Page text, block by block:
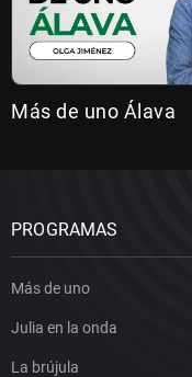
Más de uno Álava
PROGRAMAS
Más de uno
Julia en la onda
La brújula